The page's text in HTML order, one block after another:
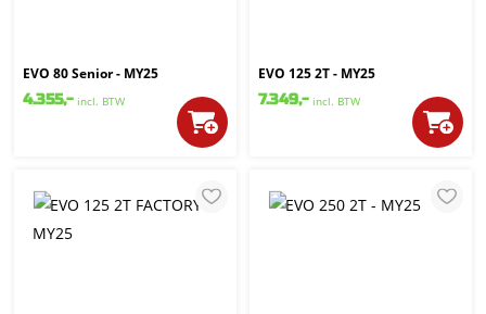
EVO 80 Senior - MY25
4.355,- incl. BTW
EVO 125 2T - MY25
7.349,- incl. BTW